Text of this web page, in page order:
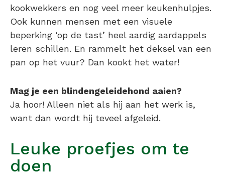
kookwekkers en nog veel meer keukenhulpjes.
Ook kunnen mensen met een visuele
beperking ‘op de tast’ heel aardig aardappels
leren schillen. En rammelt het deksel van een
pan op het vuur? Dan kookt het water!
Mag je een blindengeleidehond aaien?
Ja hoor! Alleen niet als hij aan het werk is,
want dan wordt hij teveel afgeleid.
Leuke proefjes om te
doen